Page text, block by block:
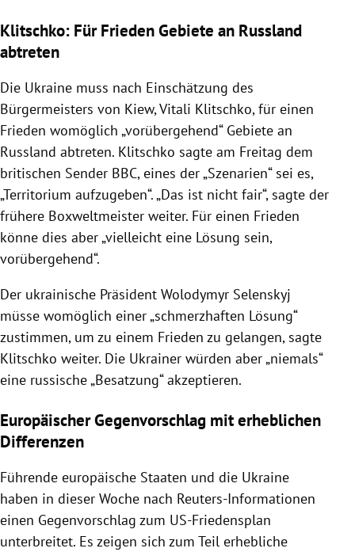
Klitschko: Für Frieden Gebiete an Russland
abtreten
Die Ukraine muss nach Einschätzung des
Bürgermeisters von Kiew, Vitali Klitschko, für einen
Frieden womöglich „vorübergehend“ Gebiete an
Russland abtreten. Klitschko sagte am Freitag dem
britischen Sender BBC, eines der „Szenarien“ sei es,
„Territorium aufzugeben“. „Das ist nicht fair“, sagte der
frühere Boxweltmeister weiter. Für einen Frieden
könne dies aber „vielleicht eine Lösung sein,
vorübergehend“.
Der ukrainische Präsident Wolodymyr Selenskyj
müsse womöglich einer „schmerzhaften Lösung“
zustimmen, um zu einem Frieden zu gelangen, sagte
Klitschko weiter. Die Ukrainer würden aber „niemals“
eine russische „Besatzung“ akzeptieren.
Europäischer Gegenvorschlag mit erheblichen
Differenzen
Führende europäische Staaten und die Ukraine
haben in dieser Woche nach Reuters-Informationen
einen Gegenvorschlag zum US-Friedensplan
unterbreitet. Es zeigen sich zum Teil erhebliche